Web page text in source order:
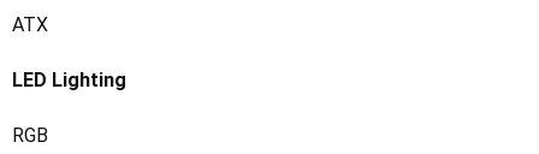
ATX
LED Lighting
RGB